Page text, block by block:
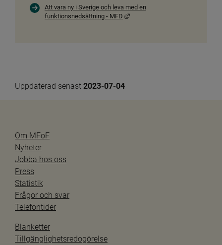
Att vara ny i Sverige och leva med en
funktionsnedsättning - MFD
Länk till annan webbplats,
Uppdaterad senast 2023-07-04
Om MFoF
Nyheter
Jobba hos oss
Press
Statistik
Frågor och svar
Telefontider
Blanketter
Tillgänglighetsredogörelse